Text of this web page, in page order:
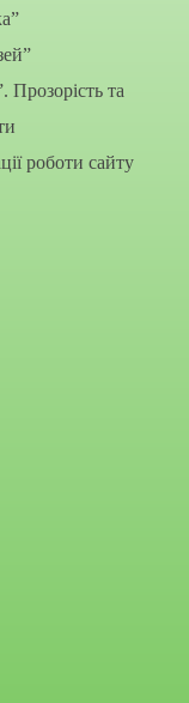
Прозорість та
роботи сайту